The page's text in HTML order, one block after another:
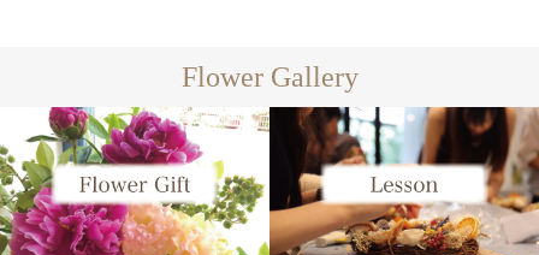
Flower Gallery